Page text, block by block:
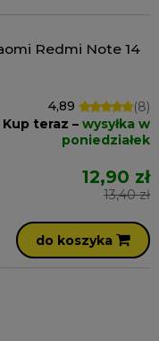
Redmi Note 14
4,89
(8)
Kup teraz – wysyłka w
poniedziałek
12,90 zł
13,40 zł
do koszyka